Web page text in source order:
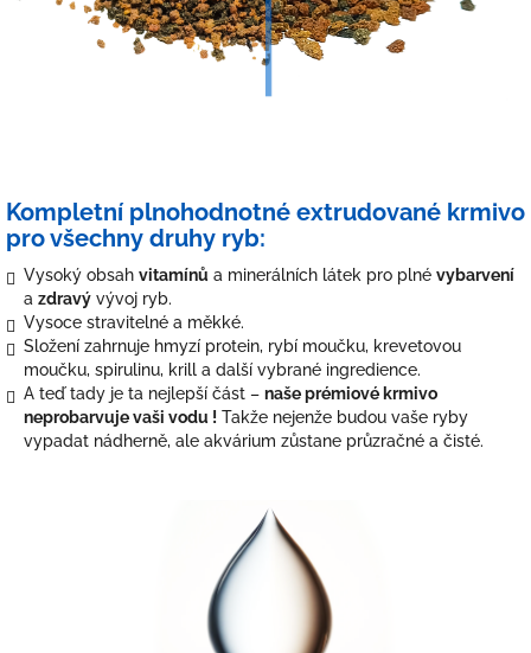
Kompletní plnohodnotné extrudované krmivo
pro všechny druhy ryb:
Vysoký obsah vitamínů a minerálních látek pro plné vybarvení
a zdravý vývoj ryb.
Vysoce stravitelné a měkké.
Složení zahrnuje hmyzí protein, rybí moučku, krevetovou
moučku, spirulinu, krill a další vybrané ingredience.
A teď tady je ta nejlepší část – naše prémiové krmivo
neprobarvuje vaši vodu ! Takže nejenže budou vaše ryby
vypadat nádherně, ale akvárium zůstane průzračné a čisté.